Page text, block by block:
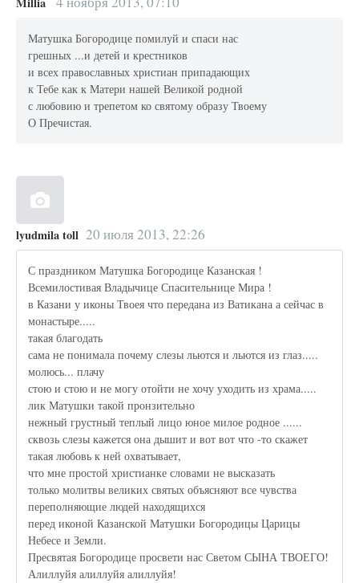
Матушка Богородице помилуй и спаси нас
грешных ...и детей и крестников
и всех православных христиан припадающих
к Тебе как к Матери нашей Великой родной
с любовию и трепетом ко святому образу Твоему
О Пречистая.
lyudmila toll 20 июля 2013, 22:26
С праздником Матушка Богородице Казанская !
Всемилостивая Владычице Спасительнице Мира !
в Казани у иконы Твоея что передана из Ватикана а сейчас в
монастыре.....
такая благодать
сама не понимала почему слезы льются и льются из глаз.....
молюсь... плачу
стою и стою и не могу отойти не хочу уходить из храма.....
лик Матушки такой пронзительно
нежный грустный теплый лицо юное милое родное ......
сквозь слезы кажется она дышит и вот вот что -то скажет
такая любовь к ней охватывает,
что мне простой христианке словами не высказать
только молитвы великих святых объясняют все чувства
переполняющие людей находящихся
перед иконой Казанской Матушки Богородицы Царицы
Небесе и Земли.
Пресвятая Богородице просвети нас Светом СЫНА ТВОЕГО!
Алиллуйя алиллуйя алиллуйя!